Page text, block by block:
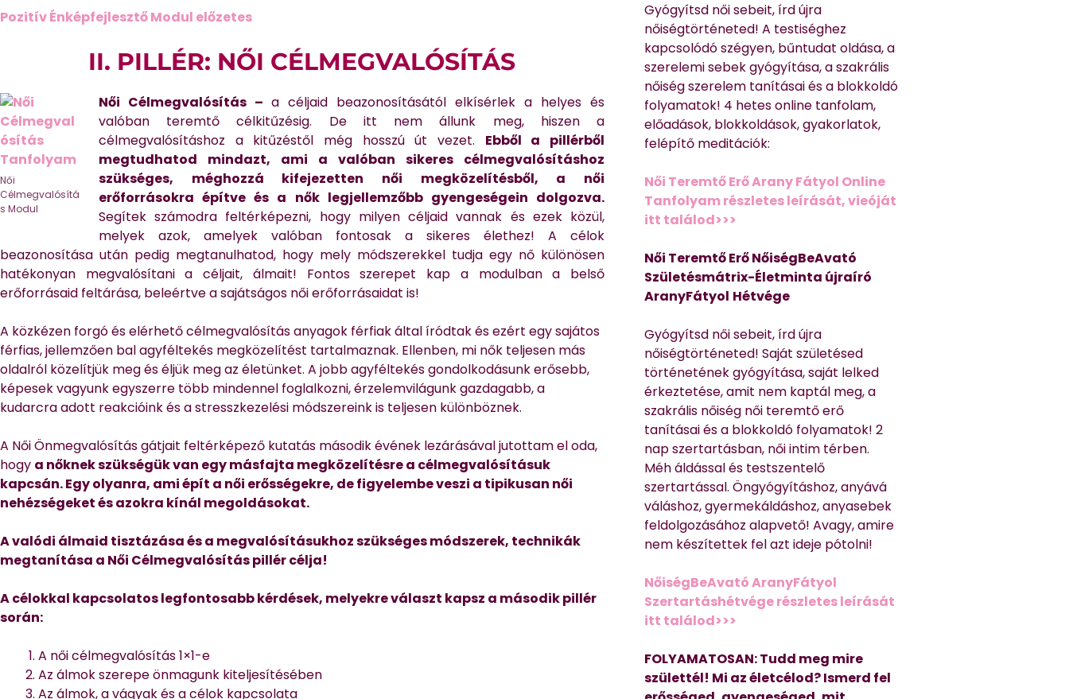
Pozitív Énképfejlesztő Modul előzetes
II. PILLÉR: NŐI CÉLMEGVALÓSÍTÁS
Női
Célmegvalósítá
s Modul
Női Célmegvalósítás – a céljaid beazonosításától elkísérlek a helyes és
valóban teremtő célkitűzésig. De itt nem állunk meg, hiszen a
célmegvalósításhoz a kitűzéstől még hosszú út vezet. Ebből a pillérből
megtudhatod mindazt, ami a valóban sikeres célmegvalósításhoz
szükséges, méghozzá kifejezetten női megközelítésből, a női
erőforrásokra építve és a nők legjellemzőbb gyengeségein dolgozva.
Segítek számodra feltérképezni, hogy milyen céljaid vannak és ezek közül,
melyek azok, amelyek valóban fontosak a sikeres élethez! A célok
beazonosítása után pedig megtanulhatod, hogy mely módszerekkel tudja egy nő különösen
hatékonyan megvalósítani a céljait, álmait! Fontos szerepet kap a modulban a belső
erőforrásaid feltárása, beleértve a sajátságos női erőforrásaidat is!
A közkézen forgó és elérhető célmegvalósítás anyagok férfiak által íródtak és ezért egy sajátos
férfias, jellemzően bal agyféltekés megközelítést tartalmaznak. Ellenben, mi nők teljesen más
oldalról közelítjük meg és éljük meg az életünket. A jobb agyféltekés gondolkodásunk erősebb,
képesek vagyunk egyszerre több mindennel foglalkozni, érzelemvilágunk gazdagabb, a
kudarcra adott reakcióink és a stresszkezelési módszereink is teljesen különböznek.
A Női Önmegvalósítás gátjait feltérképező kutatás második évének lezárásával jutottam el oda,
hogy a nőknek szükségük van egy másfajta megközelítésre a célmegvalósításuk
kapcsán. Egy olyanra, ami épít a női erősségekre, defigyelembe veszi a tipikusan női
nehézségeket és azokra kínál megoldásokat.
A valódi álmaid tisztázása és a megvalósításukhoz szükséges módszerek, technikák
megtanítása a Női Célmegvalósítás pillér célja!
A célokkal kapcsolatos legfontosabb kérdések, melyekre választ kapsz a második pillér
során:
A női célmegvalósítás 1×1-e
Az álmok szerepe önmagunk kiteljesítésében
Az álmok, a vágyak és a célok kapcsolata
Gyógyítsd női sebeit, írd újra
nőiségtörténeted! A testiséghez
kapcsolódó szégyen, bűntudat oldása, a
szerelemi sebek gyógyítása, a szakrális
nőiség szerelem tanításai és a blokkoldó
folyamatok! 4 hetes online tanfolam,
előadások, blokkoldások, gyakorlatok,
felépítő meditációk:
Női Teremtő Erő Arany Fátyol Online
Tanfolyam részletes leírását, vieóját
itt találod>>>
Női Teremtő Erő NőiségBeAvató
Születésmátrix-Életminta újraíró
AranyFátyol Hétvége
Gyógyítsd női sebeit, írd újra
nőiségtörténeted! Saját születésed
történetének gyógyítása, saját lelked
érkeztetése, amit nem kaptál meg, a
szakrális nőiség női teremtő erő
tanításai és a blokkoldó folyamatok! 2
nap szertartásban, női intim térben.
Méh áldással és testszentelő
szertartással. Öngyógyításhoz, anyává
váláshoz, gyermekáldáshoz, anyasebek
feldolgozásához alapvető! Avagy, amire
nem készítettek fel azt ideje pótolni!
NőiségBeAvató AranyFátyol
Szertartáshétvége részletes leírását
itt találod>>>
FOLYAMATOSAN: Tudd meg mire
születtél! Mi az életcélod? Ismerd fel